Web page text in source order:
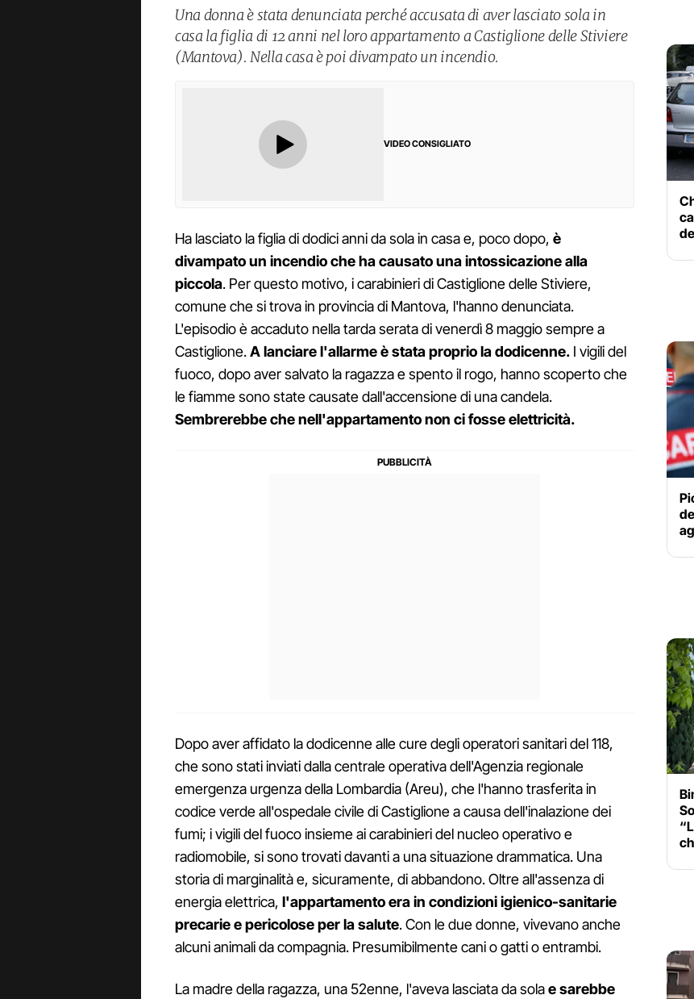
Una donna è stata denunciata perché accusata di aver lasciato sola in
casa la figlia di 12 anni nel loro appartamento a Castiglione delle Stiviere
(Mantova). Nella casa è poi divampato un incendio.
VIDEO CONSIGLIATO
Ha lasciato la figlia di dodici anni da sola in casa e, poco dopo, è
divampato un incendio che ha causato una intossicazione alla
piccola. Per questo motivo, i carabinieri di Castiglione delle Stiviere,
comune che si trova in provincia di Mantova, l'hanno denunciata.
L'episodio è accaduto nella tarda serata di venerdì 8 maggio sempre a
Castiglione.A lanciare l'allarme è stata proprio la dodicenne. I vigili del
fuoco, dopo aver salvato la ragazza e spento il rogo, hanno scoperto che
le fiamme sono state causate dall'accensione di una candela.
Sembrerebbe che nell'appartamento non ci fosse elettricità.
Dopo aver affidato la dodicenne alle cure degli operatori sanitari del 118,
che sono stati inviati dalla centrale operativa dell'Agenzia regionale
emergenza urgenza della Lombardia (Areu), che l'hanno trasferita in
codice verde all'ospedale civile di Castiglione a causa dell'inalazione dei
fumi; i vigili del fuoco insieme ai carabinieri del nucleo operativo e
radiomobile, si sono trovati davanti a una situazione drammatica. Una
storia di marginalità e, sicuramente, di abbandono. Oltre all'assenza di
energia elettrica, l'appartamento era in condizioni igienico-sanitarie
precarie e pericolose per la salute. Con le due donne, vivevano anche
alcuni animali da compagnia. Presumibilmente cani o gatti o entrambi.
La madre della ragazza, una 52enne, l'aveva lasciata da solae sarebbe